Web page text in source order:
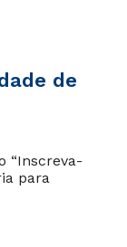
de
“Inscreva-
para